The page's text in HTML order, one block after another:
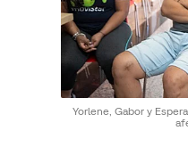
Yorlene, Gabor y